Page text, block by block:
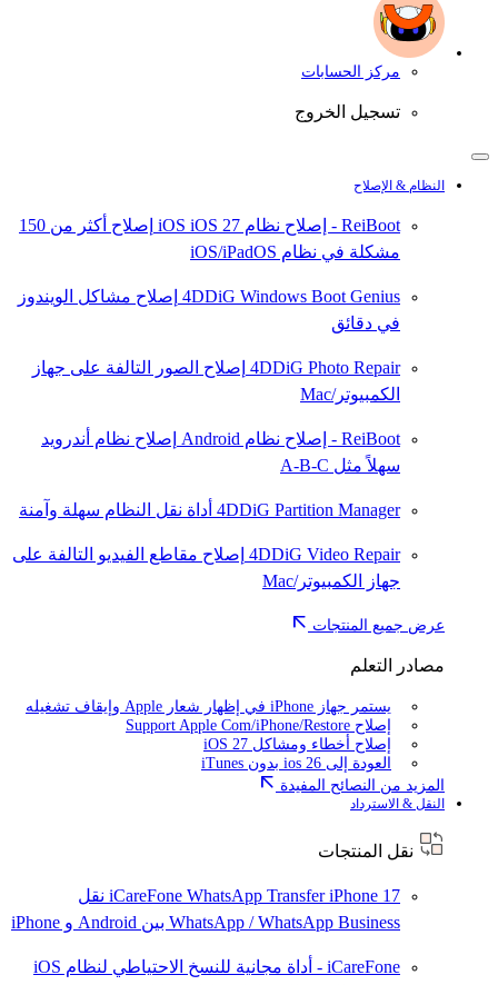
مركز الحسابات
تسجيل الخروج
النظام & الإصلاح
ReiBoot - إصلاح نظام iOS iOS 27
إصلاح أكثر من 150
مشكلة في نظام iOS/iPadOS
4DDiG Windows Boot Genius إصلاح مشاكل الويندوز
في دقائق
4DDiG Photo Repair إصلاح الصور التالفة على جهاز
الكمبيوتر/Mac
ReiBoot - إصلاح نظام Android
إصلاح نظام أندرويد
سهلاً مثل A-B-C
4DDiG Partition Manager أداة نقل النظام سهلة وآمنة
4DDiG Video Repair إصلاح مقاطع الفيديو التالفة على
جهاز الكمبيوتر/Mac
عرض جميع المنتجات
مصادر التعلم
يستمر جهاز iPhone في إظهار شعار Apple وإيقاف تشغيله
إصلاح Support Apple Com/iPhone/Restore
إصلاح أخطاء ومشاكل iOS 27
العودة إلى ios 26 بدون iTunes
المزيد من النصائح المفيدة
النقل & الاسترداد
نقل المنتجات
iCareFone WhatsApp TransferiPhone 17
نقل
WhatsApp / WhatsApp Business بين Android و iPhone
iCareFone - أداة مجانية للنسخ الاحتياطي لنظام iOS